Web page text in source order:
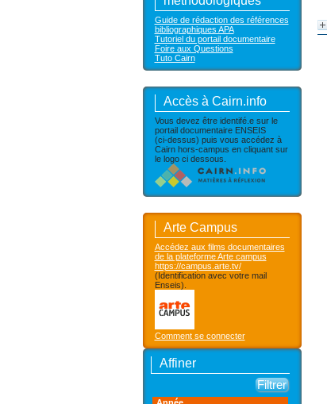
Guide de rédaction des références
bibliographiques APA
Tutoriel du portail documentaire
Foire aux Questions
Tuto Cairn
Accès à Cairn.info
Vous devez être identifé.e sur le
portail documentaire ENSEIS
(ci-dessus) puis vous accédez à
Cairn hors-campus en cliquant sur
le logo ci dessous.
Arte Campus
Accédez aux films documentaires
de la plateforme Arte campus
https://campus.arte.tv/
(Identification avec votre mail
Enseis).
Comment se connecter
Affiner